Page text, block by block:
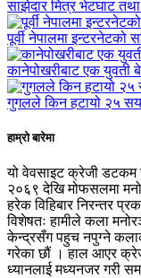
साझेदार मित्र भेटघाट
पूर्वी नेपालमा
कानेपोखरीबाट एक युवती
गुगलले किन हटायो २५
हाम्रो बारेमा
यो वेवसाइट क्रेजी डटकम
२०६९ देखि मोफसलमा
हरेक विहिबार निरन्तर
विशेषतः हामीले कला
केन्द्रसँग पहुच नपुग्ने
गरेका छौं । हाल आएर
ध्यानलाई मध्यनजर गरी